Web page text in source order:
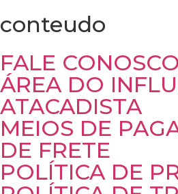
conteudo
FALE CONOSCO
ÁREA DO
ATACADISTA
MEIOS DE
DE FRETE
POLÍTICA DE